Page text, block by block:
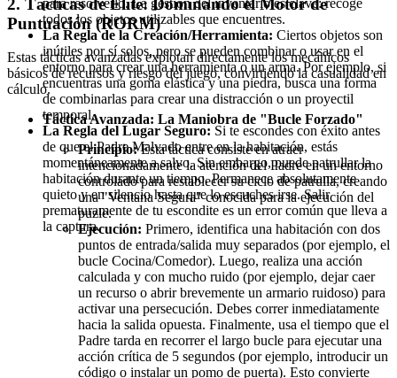
para resolverlo. La gestión del inventario es clave: recoge
todos los objetos utilizables que encuentres.
La Regla de la Creación/Herramienta: Ciertos objetos son
inútiles por sí solos, pero se pueden combinar o usar en el
entorno para crear una herramienta o un arma. Por ejemplo, si
encuentras una goma elástica y una piedra, busca una forma
de combinarlas para crear una distracción o un proyectil
temporal.
La Regla del Lugar Seguro: Si te escondes con éxito antes
de que el Padre Malvado entre en la habitación, estás
momentáneamente a salvo. Sin embargo, puede patrullar la
habitación durante un tiempo. Permanece absolutamente
quieto y en silencio hasta que lo escuches irse. Salir
prematuramente de tu escondite es un error común que lleva a
la captura.
Puntuación (RORM)
Estas tácticas avanzadas explotan directamente los mecánicos
básicos de recursos y riesgo del juego, convirtiendo la casualidad en
cálculo.
Táctica Avanzada: La Maniobra de "Bucle Forzado"
Principio:Esta táctica consiste en atraer
intencionadamente la atención del Padre en un entorno
controlado para restablecer su ciclo de patrulla, creando
una "Ventana Segura" conocida para la ejecución del
puzle.
Ejecución: Primero, identifica una habitación con dos
puntos de entrada/salida muy separados (por ejemplo, el
bucle Cocina/Comedor). Luego, realiza una acción
calculada y con mucho ruido (por ejemplo, dejar caer
un recurso o abrir brevemente un armario ruidoso) para
activar una persecución. Debes correr inmediatamente
hacia la salida opuesta. Finalmente, usa el tiempo que el
Padre tarda en recorrer el largo bucle para ejecutar una
acción crítica de 5 segundos (por ejemplo, introducir un
código o instalar un pomo de puerta). Esto convierte